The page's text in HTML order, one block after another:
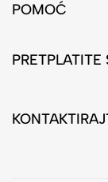
POMOĆ
PRETPLATITE